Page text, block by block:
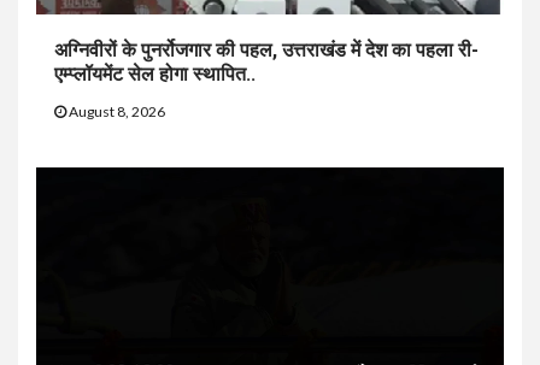
अग्निवीरों के पुनर्रोजगार की पहल, उत्तराखंड में देश का पहला री-
एम्प्लॉयमेंट सेल होगा स्थापित..
August 8, 2026